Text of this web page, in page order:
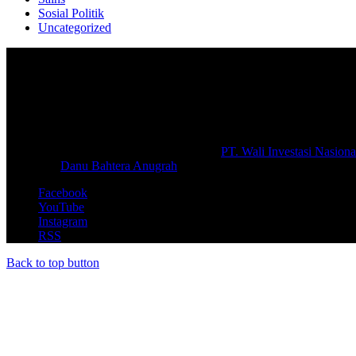
Sosial Politik
Uncategorized
PT. Wali Investasi
Danu Bahtera Anugrah
Facebook
YouTube
Instagram
RSS
Back to top button